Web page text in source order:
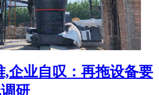
,企业自叹：再拖设备要
研